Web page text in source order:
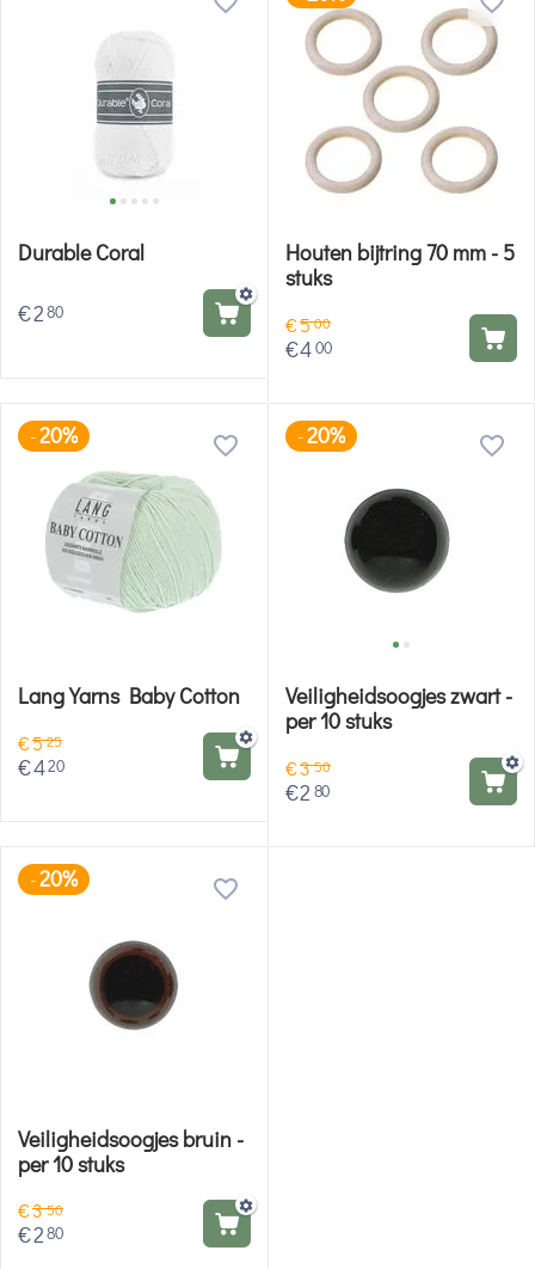
Durable Coral
€280
Houten bijtring 70 mm - 5
stuks
€500
€400
-20%
Lang Yarns Baby Cotton
€525
€420
-20%
Veiligheidsoogjes zwart -
per 10 stuks
€350
€2 80
-20%
Veiligheidsoogjes bruin -
per 10 stuks
€350
€280